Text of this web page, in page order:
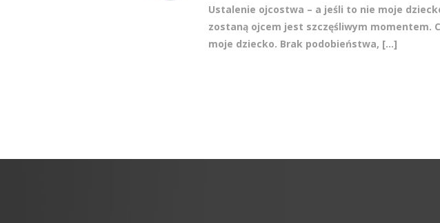
Ustalenie ojcostwa – a jeśli to nie moje
zostaną ojcem jest szczęśliwym momentem.
moje dziecko. Brak podobieństwa, [...]